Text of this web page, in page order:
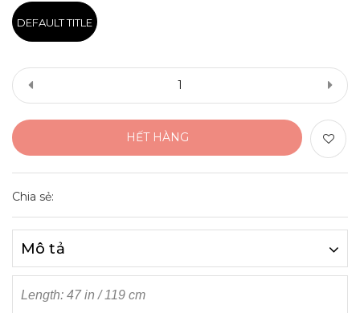
DEFAULT TITLE
HẾT HÀNG
Chia sẻ:
Mô tả
Length: 47 in / 119 cm